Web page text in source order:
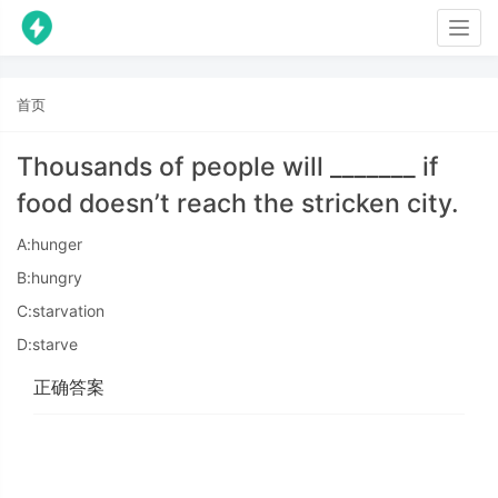
首页
Thousands of people will _______ if
food doesn’t reach the stricken city.
A:hunger
B:hungry
C:starvation
D:starve
正确答案